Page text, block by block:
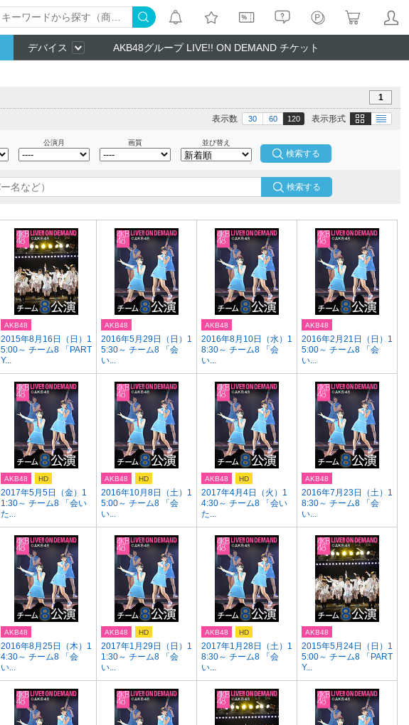
デバイス AKB48グループ LIVE!! ON DEMAND チケット
1
表示形式 画像 テキスト
表示数 30 60 120
公演月 画質 並び替え
検索する
2015年8月16日（日）1
5:00～ チーム8 「PART
Y...
AKB48
2016年5月29日（日）1
5:30～ チーム8 「会
い...
AKB48
2016年8月10日（水）1
8:30～ チーム8 「会
い...
AKB48
2016年2月21日（日）1
5:00～ チーム8 「会
い...
AKB48
2017年5月5日（金）1
1:30～ チーム8 「会い
た...
AKB48 HD
2016年10月8日（土）1
5:00～ チーム8 「会
い...
AKB48 HD
2017年4月4日（火）1
4:30～ チーム8 「会い
た...
AKB48 HD
2016年7月23日（土）1
8:30～ チーム8 「会
い...
AKB48
2016年8月25日（木）1
4:30～ チーム8 「会
い...
AKB48
2017年1月29日（日）1
1:30～ チーム8 「会
い...
AKB48 HD
2017年1月28日（土）1
8:30～ チーム8 「会
い...
AKB48 HD
2015年5月24日（日）1
5:00～ チーム8 「PART
Y...
AKB48